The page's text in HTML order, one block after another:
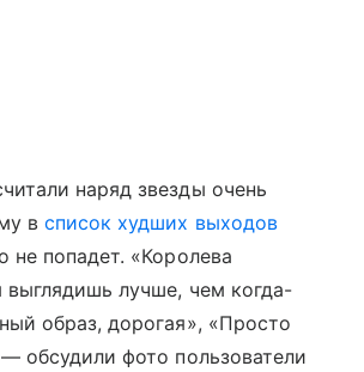
наряд звезды очень
в список худших выходов
не попадет. «Королева
выглядишь лучше, чем когда-
образ, дорогая», «Просто
обсудили фото пользователи